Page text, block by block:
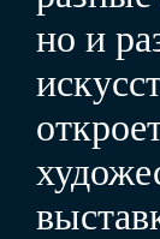
но и